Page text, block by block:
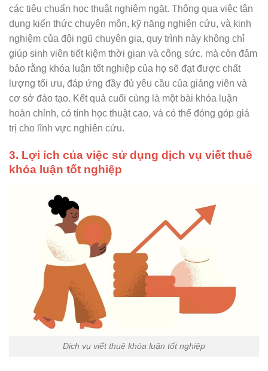
các tiêu chuẩn học thuật nghiêm ngặt. Thông qua việc tận
dụng kiến thức chuyên môn, kỹ năng nghiên cứu, và kinh
nghiệm của đội ngũ chuyên gia, quy trình này không chỉ
giúp sinh viên tiết kiệm thời gian và công sức, mà còn đảm
bảo rằng khóa luận tốt nghiệp của họ sẽ đạt được chất
lượng tối ưu, đáp ứng đầy đủ yêu cầu của giảng viên và
cơ sở đào tạo. Kết quả cuối cùng là một bài khóa luận
hoàn chỉnh, có tính học thuật cao, và có thể đóng góp giá
trị cho lĩnh vực nghiên cứu.
3. Lợi ích của việc sử dụng dịch vụ viết thuê
khóa luận tốt nghiệp
Dịch vụ viết thuê khóa luận tốt nghiệp